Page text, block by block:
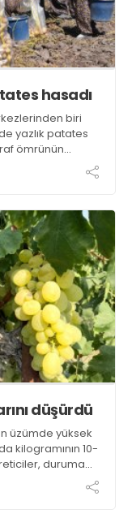
hasadı
biri
yazlık patates
ömrünün
tüketimde
belirtti
düşürdü
üzümde yüksek
kilogramının 10-
duruma